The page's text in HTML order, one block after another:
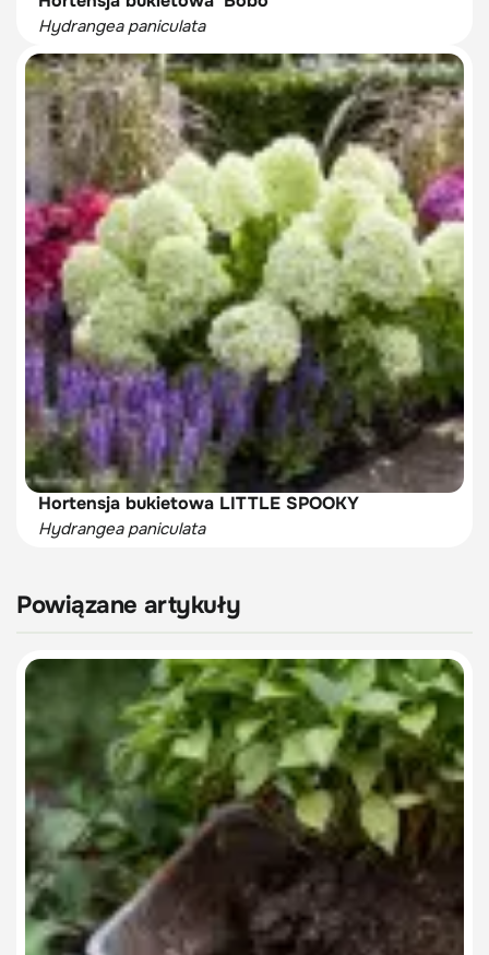
Hydrangea paniculata
Hortensja bukietowa LITTLE SPOOKY
Hydrangea paniculata
Powiązane artykuły